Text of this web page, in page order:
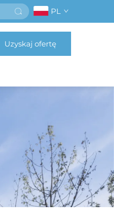
PL
Uzyskaj ofertę